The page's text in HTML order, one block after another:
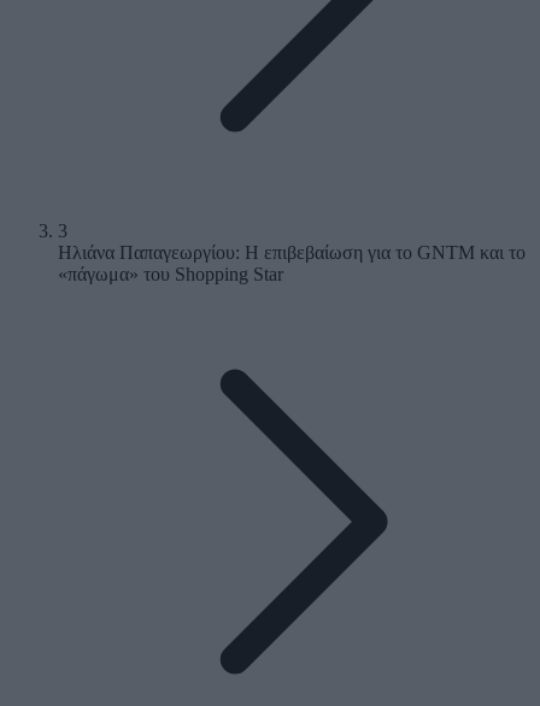
3
Ηλιάνα Παπαγεωργίου: Η επιβεβαίωση για το GNTM και το
«πάγωμα» του Shopping Star